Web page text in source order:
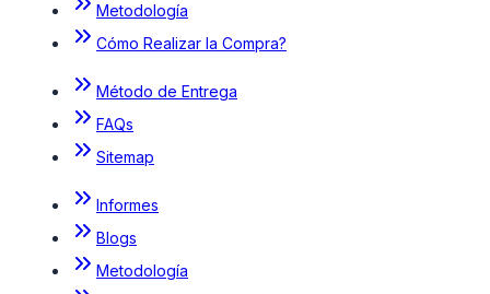
Metodología
Cómo Realizar la Compra?
Método de Entrega
FAQs
Sitemap
Informes
Blogs
Metodología